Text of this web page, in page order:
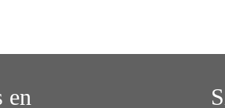
en